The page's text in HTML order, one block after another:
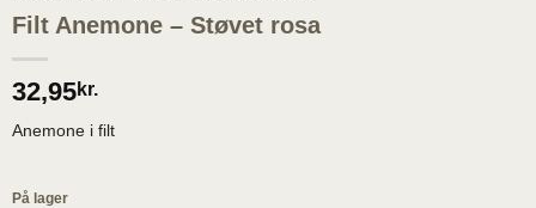
Filt Anemone – Støvet rosa
32,95kr.
Anemone i filt
På lager